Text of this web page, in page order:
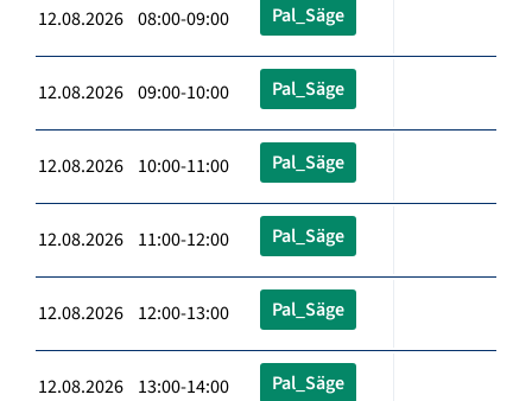
12.08.2026 08:00-09:00 Pal_Säge
12.08.2026 09:00-10:00 Pal_Säge
12.08.2026 10:00-11:00 Pal_Säge
12.08.2026 11:00-12:00 Pal_Säge
12.08.2026 12:00-13:00 Pal_Säge
12.08.2026 13:00-14:00 Pal_Säge